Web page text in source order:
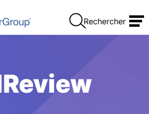
Rechercher